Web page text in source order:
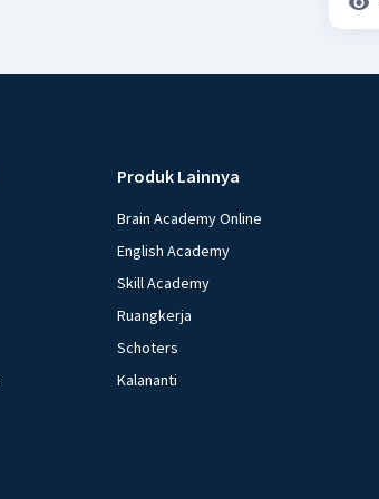
Produk Lainnya
Brain Academy Online
English Academy
Skill Academy
Ruangkerja
Schoters
Kalananti